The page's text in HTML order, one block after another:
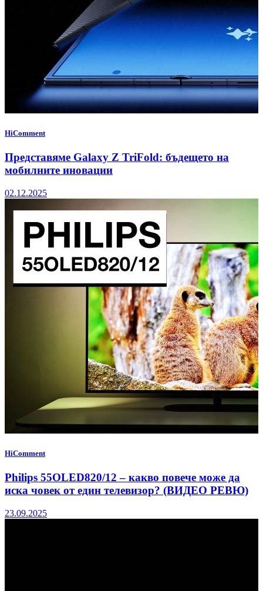
HiComment
Представяме Galaxy Z TriFold: бъдещето на
мобилните иновации
02.12.2025
HiComment
Philips 55OLED820/12 – какво повече може да
иска човек от един телевизор? (ВИДЕО РЕВЮ)
23.09.2025